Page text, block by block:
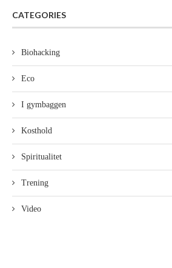
CATEGORIES
Biohacking
Eco
I gymbaggen
Kosthold
Spiritualitet
Trening
Video